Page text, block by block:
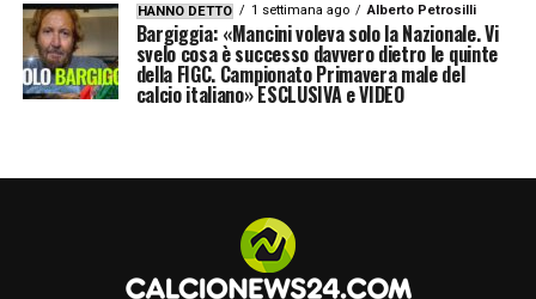
HANNO DETTO 1 settimana ago Alberto Petrosilli
Bargiggia: «Mancini voleva solo la Nazionale. Vi
svelo cosa è successo davvero dietro le quinte
della FIGC. Campionato Primavera male del
calcio italiano» ESCLUSIVA e VIDEO